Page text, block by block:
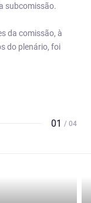
subcomissão.
da comissão, à
do plenário, foi
01 / 04